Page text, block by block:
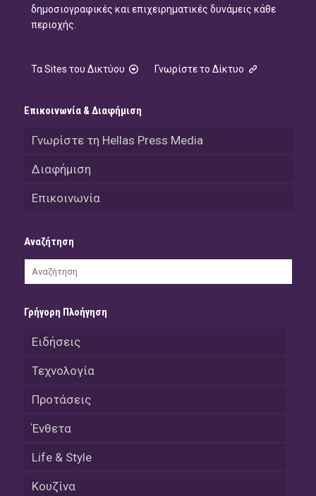
δημοσιογραφικές και επιχειρηματικές δυνάμεις κάθε
περιοχής.
Τα Sites του Δικτύου Γνωρίστε το Δίκτυο
Επικοινωνία & Διαφήμιση
Γνωρίστε τη Hellas Press Media
Διαφήμιση
Επικοινωνία
Αναζήτηση
Γρήγορη Πλοήγηση
Ειδήσεις
Τεχνολογία
Προτάσεις
Ένθετα
Life & Style
Κουζίνα